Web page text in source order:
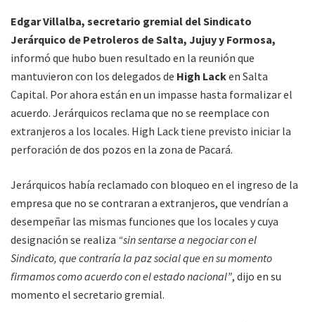
Edgar Villalba, secretario gremial del Sindicato
Jerárquico de Petroleros de Salta, Jujuy y Formosa,
informó que hubo buen resultado en la reunión que
mantuvieron con los delegados de High Lacken Salta
Capital. Por ahora están en un impasse hasta formalizar el
acuerdo. Jerárquicos reclama que no se reemplace con
extranjeros a los locales. High Lack tiene previsto iniciar la
perforación de dos pozos en la zona de Pacará.
Jerárquicos había reclamado con bloqueo en el ingreso de la
empresa que no se contraran a extranjeros, que vendrían a
desempeñar las mismas funciones que los locales y cuya
designación se realiza “sin sentarse a negociar con el
Sindicato, que contraría la paz social que en su momento
firmamos como acuerdo con el estado nacional”, dijo en su
momento el secretario gremial.